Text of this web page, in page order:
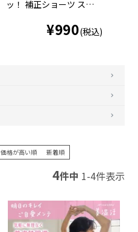
ッ！ 補正ショーツ スタ
部レース (60-0011)
¥990(税込)
価格が高い順 新着順
4件中 1-4件表示